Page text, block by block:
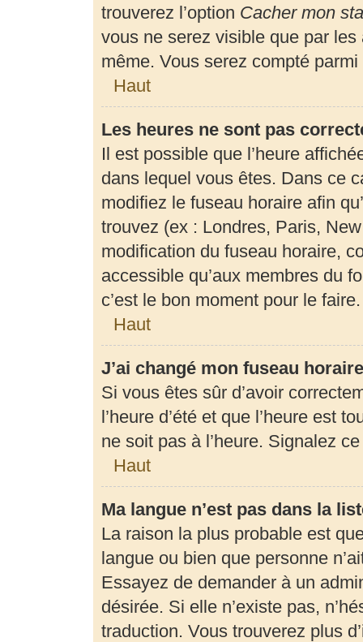
trouverez l’option Cacher mon
vous ne serez visible que par
même. Vous serez compté
Haut
Les heures ne sont pas
Il est possible que l’heure
dans lequel vous êtes. Dans ce
modifiez le fuseau horaire afin
trouvez (ex : Londres, Paris,
modification du fuseau horaire,
accessible qu’aux membres du
c’est le bon moment pour le faire.
Haut
J’ai changé mon fuseau
Si vous êtes sûr d’avoir
l’heure d’été et que l’heure est
ne soit pas à l’heure. Signalez
Haut
Ma langue n’est pas dans la
La raison la plus probable est
langue ou bien que personne
Essayez de demander à un
désirée. Si elle n’existe pas,
traduction. Vous trouverez plus